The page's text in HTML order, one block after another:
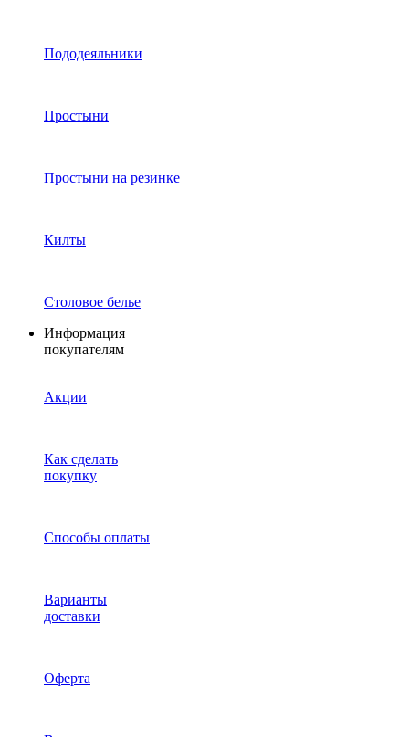
Пододеяльники
Простыни
Простыни на резинке
Килты
Столовое белье
Информация
покупателям
Акции
Как сделать
покупку
Способы оплаты
Варианты
доставки
Оферта